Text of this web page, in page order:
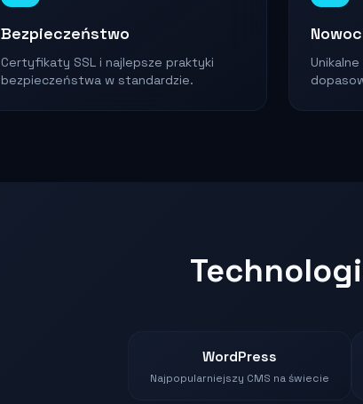
Bezpieczeństwo
Certyfikaty SSL i najlepsze praktyki
bezpieczeństwa w standardzie.
WordPress
Najpopularniejszy CMS na świecie